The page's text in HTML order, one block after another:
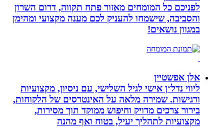
לפניכם כל המומחים מאזור פתח תקווה, דרום השרון
והסביבה, שישמחו להעניק לכם מענה מקצועי ומהימן
במגוון נושאים!
אלן אפשטיין
ליווי נדל״ן אישי לגיל השלישי, עם ניסיון, מקצועיות
ורגישות. שמירה מלאה על האינטרסים של הלקוחות,
בירור צרכים מדויק וחיפוש ממוקד תוך מסירות,
מקצועיות לתהליך יעיל, בטוח ואף מהנה